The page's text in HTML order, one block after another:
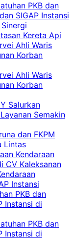
PKB dan
SIGAP Instansi
Kereta Api
Ahli Waris
Korban
Ahli Waris
Korban
Salurkan
Semakin
dan FKPM
Lintas
Kendaraan
CV Kaleksanan
Instansi
PKB dan
Instansi di
PKB dan
Instansi di